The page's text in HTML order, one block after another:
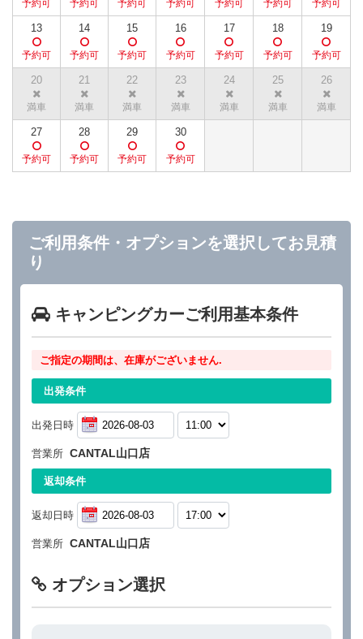
13 14 15 16 17 18 19
20 21 22 23 24 25 26
27 28 29 30
ご利用条件・オプションを選択してお見積
り
キャンピングカーご利用基本条件
ご指定の期間は、在庫がございません.
出発条件
出発日時
営業所 CANTAL山口店
返却条件
返却日時
営業所 CANTAL山口店
オプション選択